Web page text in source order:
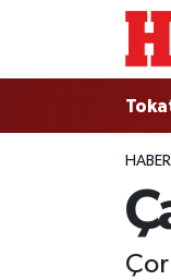
Tokat
Türkiye
Gündem
Nöbetçi
Hava
Tokat